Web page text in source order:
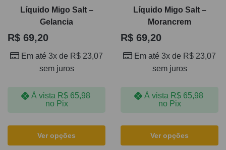
Líquido Migo Salt –
Gelancia
R$ 69,20
Em até 3x de R$ 23,07
sem juros
À vista R$65,98
no Pix
Ver opções
Líquido Migo Salt –
Morancrem
R$ 69,20
Em até 3x de R$ 23,07
sem juros
À vista R$65,98
no Pix
Ver opções